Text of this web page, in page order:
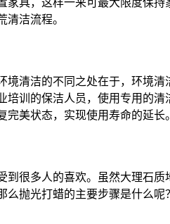
洁流程。
清洁的不同之处在于，环境
训的保洁人员，使用专用的
美状态，实现使用寿命的延长。
很多人的喜欢。虽然大理石
抛光打蜡的主要步骤是什么呢？